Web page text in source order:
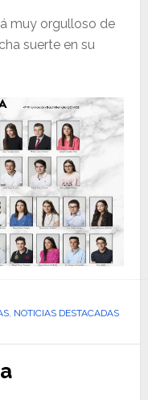
muy orgulloso de
suerte en su
, NOTICIAS DESTACADAS